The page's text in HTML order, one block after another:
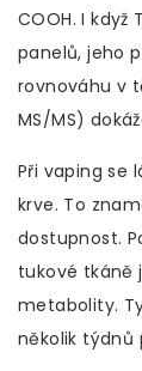
COOH. I
panelů, jeho
rovnováhu v
MS/MS)
Při vaping se
krve. To
dostupnost.
tukové tkáně
metabolity.
několik týdnů